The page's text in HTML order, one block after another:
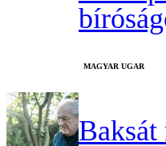
MAGYAR UGAR
Baksát